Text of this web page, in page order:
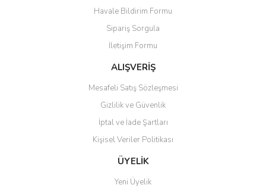
Ürün açıklamasında eksik bilgiler bulunuyor.
Ürün bilgilerinde hatalar bulunuyor.
Ürün fiyatı diğer sitelerden daha pahalı.
Bu ürüne benzer farklı alternatifler olmalı.
Gönder
Havale Bildirim Formu
Sipariş Sorgula
İletişim Formu
ALIŞVERİŞ
Mesafeli Satış Sözleşmesi
Gizlilik ve Güvenlik
İptal ve İade Şartları
Kişisel Veriler Politikası
ÜYELİK
Yeni Üyelik